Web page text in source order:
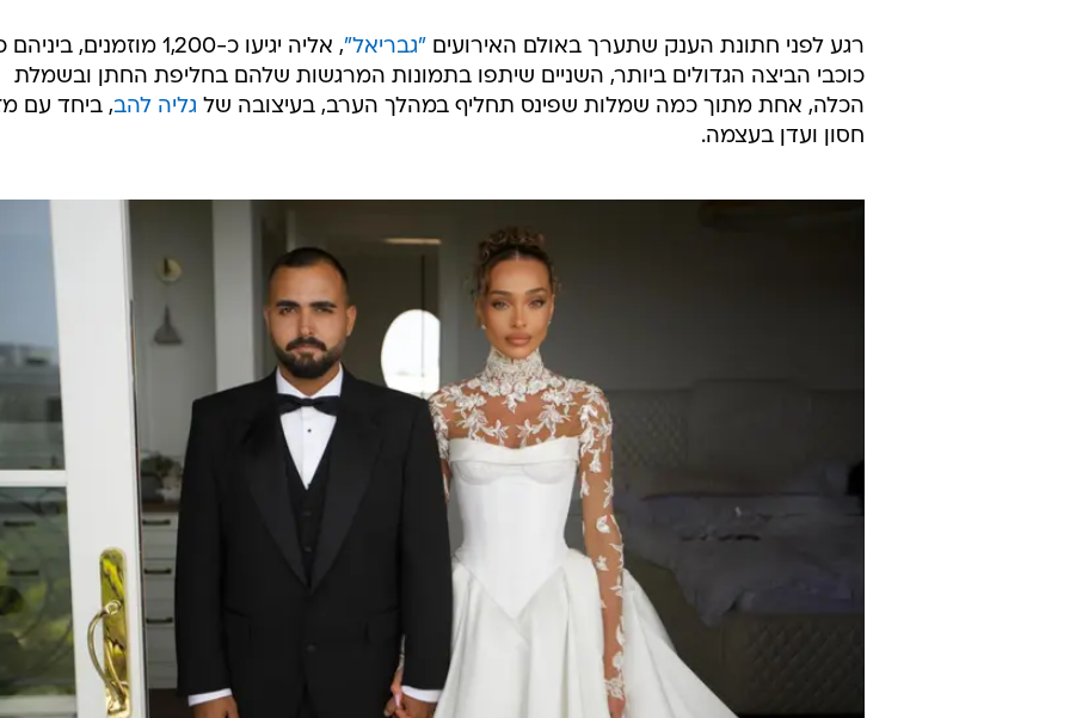
רגע לפני חתונת הענק שתערך באולם האירועים "גבריאל"
, אליה יגיעו כ-1,200 מוזמנים,
כוכבי הביצה הגדולים ביותר, השניים שיתפו בתמונות המרגשות שלהם בחליפת החתן ובשמלת
הכלה, אחת מתוך כמה שמלות שפינס תחליף במהלך הערב, בעיצובה של גליה להב, ביחד עם
חסון ועדן בעצמה.